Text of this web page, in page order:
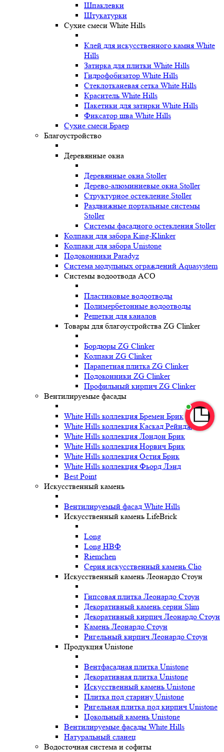
Шпаклевки
Штукатурки
Сухие смеси White Hills
Клей для искусственного камня White
Hills
Затирка для плитки White Hills
Гидрофобизатор White Hills
Стеклотканевая сетка White Hills
Краситель White Hills
Пакетики для затирки White Hills
Фиксатор шва White Hills
Сухие смеси Браер
Благоустройство
Деревянные окна
Деревянные окна Stoller
Дерево-алюминиевые окна Stoller
Структурное остекление Stoller
Раздвижные портальные системы
Stoller
Системы фасадного остекления Stoller
Колпаки для забора King-Klinker
Колпаки для забора Unistone
Подоконники Paradyz
Система модульных ограждений Aquasystem
Системы водоотвода ACO
Пластиковые водоотводы
Полимербетонные водоотводы
Решетки для каналов
Товары для благоустройства ZG Clinker
Бордюры ZG Clinker
Колпаки ZG Clinker
Парапетная плитка ZG Clinker
Подоконники ZG Clinker
Профильный кирпич ZG Clinker
Вентилируемые фасады
White Hills коллекция Бремен Брик
White Hills коллекция Каскад Рейндж
White Hills коллекция Лондон Брик
White Hills коллекция Норвич Брик
White Hills коллекция Остия Брик
White Hills коллекция Фьорд Лэнд
Best Point
Искусственный камень
Вентилируемый фасад White Hills
Искусственный камень LifeBrick
Long
Long НВФ
Riemchen
Серия искусственный камень Clio
Искусственный камень Леонардо Стоун
Гипсовая плитка Леонардо Стоун
Декоративный камень серии Slim
Декоративный кирпич Леонардо Стоун
Камень Леонардо Стоун
Ригельный кирпич Леонардо Стоун
Продукция Unistone
Вентфасадная плитка Unistone
Декоративная плитка Unistone
Искусственный камень Unistone
Плитка под старину Unistone
Ригельная плитка под кирпич Unistone
Цокольный камень Unistone
Вентилируемые фасады White Hills
Натуральный сланец
Водосточная система и софиты